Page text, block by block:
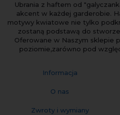
Ubrania z haftem od
akcent w każdej garderobie.
motywy kwiatowe nie tylko
zostaną podstawą do
Oferowane w Naszym sklepie
poziomie,zarówno pod
Informacja
O nas
Zwroty i wymiany